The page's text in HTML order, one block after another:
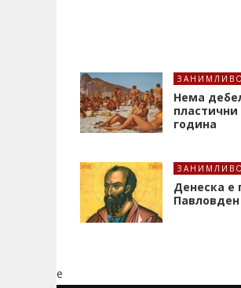
Нема
пластични
година
Денеска е
Павловден
e